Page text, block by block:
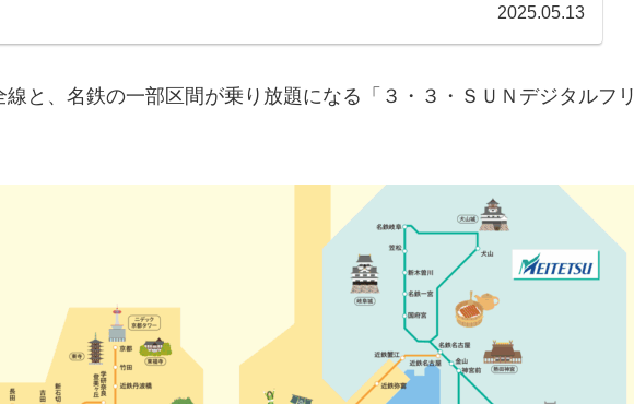
2025.05.13
と、名鉄の一部区間が乗り放題になる「３・３・ＳＵＮデジタルフリ